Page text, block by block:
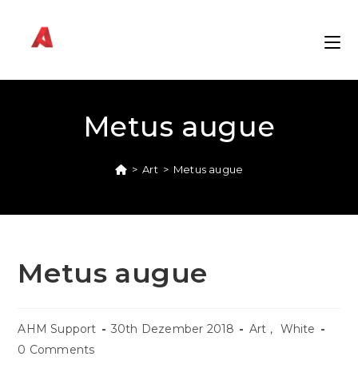
springen
Metus augue
> Art > Metus augue
Metus augue
AHM Support 30th Dezember 2018 Art , White
0 Comments